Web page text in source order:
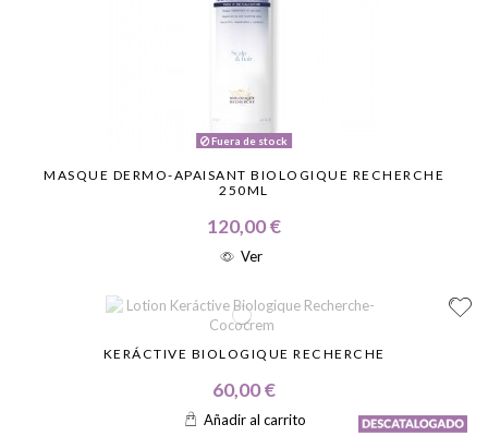
Fuera de stock
MASQUE DERMO-APAISANT BIOLOGIQUE RECHERCHE
250ML
120,00 €
Ver
KERÁCTIVE BIOLOGIQUE RECHERCHE
60,00 €
Añadir al carrito